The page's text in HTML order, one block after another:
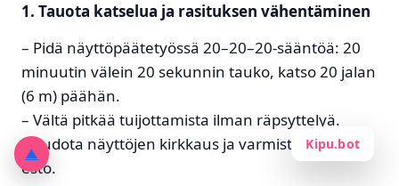
1. Tauota katselua ja rasituksen vähentäminen
– Pidä näyttöpäätetyössä 20–20–20-sääntöä: 20
minuutin välein 20 sekunnin tauko, katso 20 jalan
(6 m) päähän.
– Vältä pitkää tuijottamista ilman räpsyttelyä.
– Pudota näyttöjen kirkkaus ja varmista häikäisyn
esto.
▲
Kipu.bot